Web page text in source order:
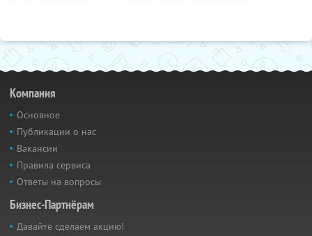
Компания
Основное
Публикации о нас
Вакансии
Правила сервиса
Ответы на вопросы
Бизнес-Партнёрам
Давайте сделаем акцию!